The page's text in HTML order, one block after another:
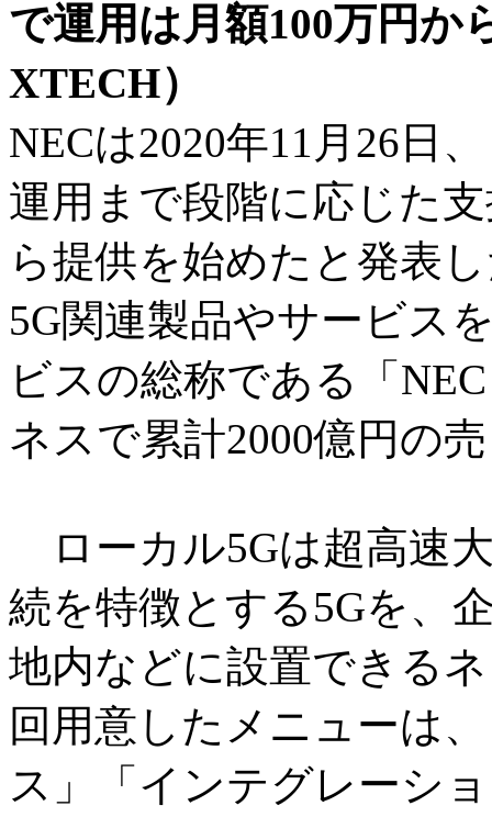
で運用は月額100万円
XTECH）
NECは2020年11月26日
運用まで段階に応じた
ら提供を始めたと発表
5G関連製品やサービス
ビスの総称である「
ネスで累計2000億円の
ローカル5Gは超高速
続を特徴とする5Gを、
地内などに設置できる
回用意したメニューは
ス」「インテグレーシ